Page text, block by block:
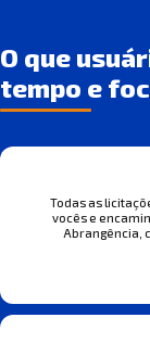
O que
tempo e
Todas as
vocês e
Abrangência,